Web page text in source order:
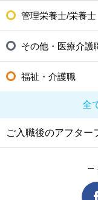
管理栄養士/栄養士
その他・医療介護
福祉・介護職
全
ご入職後のアフター